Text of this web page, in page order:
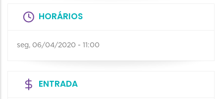
HORÁRIOS
seg, 06/04/2020 - 11:00
ENTRADA